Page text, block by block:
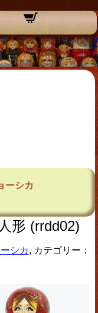
ーシカ
形 (rrdd02)
シカ, カテゴリー：